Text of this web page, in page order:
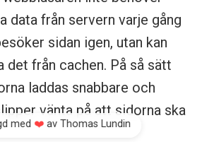
data från servern varje gång
sidan igen, utan kan
det från cachen. På så sätt
laddas snabbare och
vänta på att sidorna ska
med ❤️ av Thomas Lundin